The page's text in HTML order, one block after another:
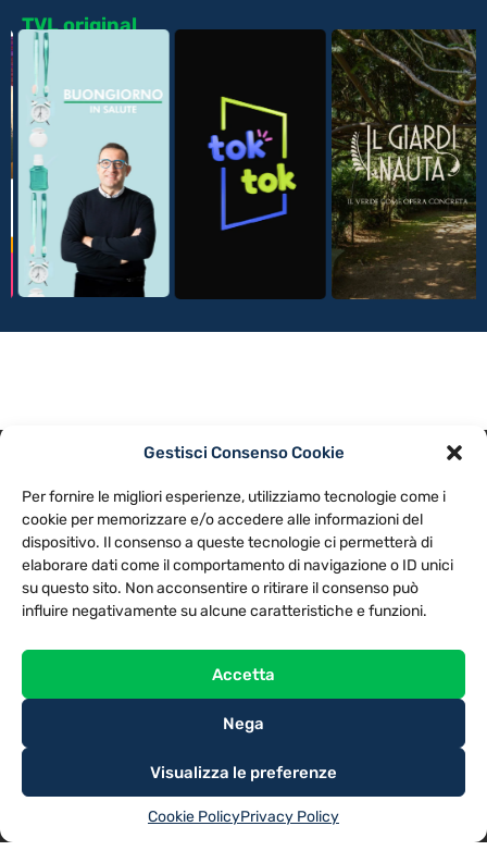
Gestisci Consenso Cookie
Per fornire le migliori esperienze, utilizziamo tecnologie come i
cookie per memorizzare e/o accedere alle informazioni del
dispositivo. Il consenso a queste tecnologie ci permetterà di
elaborare dati come il comportamento di navigazione o ID unici
su questo sito. Non acconsentire o ritirare il consenso può
influire negativamente su alcune caratteristiche e funzioni.
Accetta
Nega
Visualizza le preferenze
Cookie PolicyPrivacy Policy
TVL original
NOTE LEGALI
CONTATTACI PREFERENZE
TV LIBERA S.P.A.
Via Monteleonese 95/21 – 51100 Pistoia (PT)
Tel. 0573.9136 / Fax 0573.913615